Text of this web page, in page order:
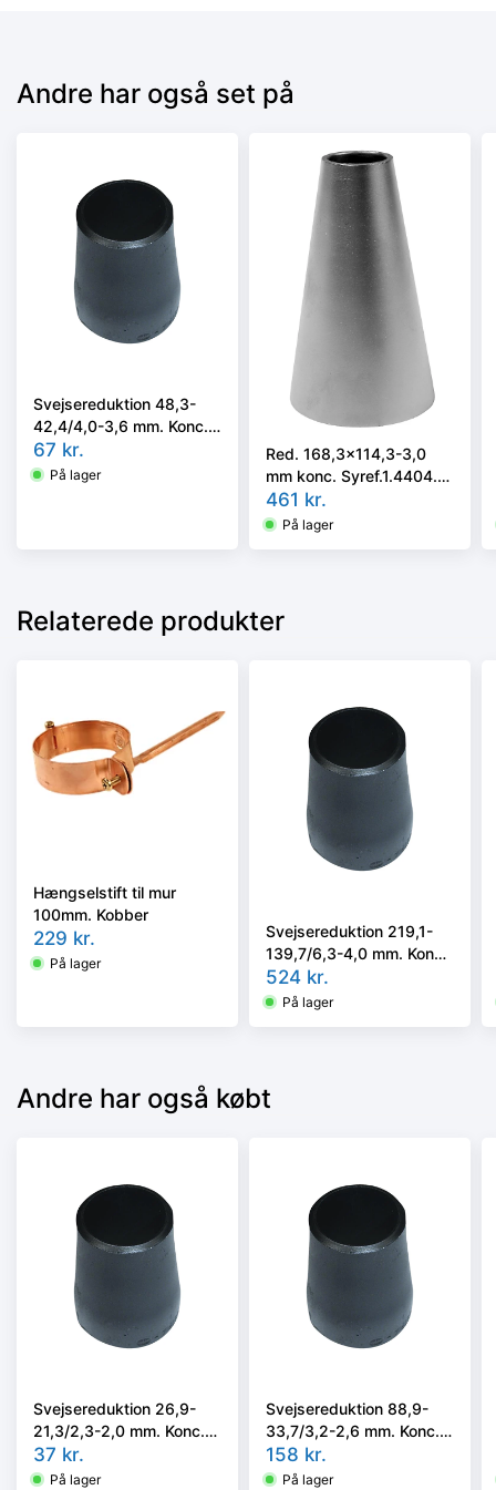
Andre har også set på
Svejsereduktion 48,3-
42,4/4,0-3,6 mm. Konc.
Kval. P235GH, EN 10253-
2 type B
67 kr.
På lager
Red. 168,3x114,3-3,0
mm konc. Syref.1.4404.
ISO 5251/EN10253-3 el.
4 i vort valg
461 kr.
På lager
Relaterede produkter
Hængselstift til mur
100mm. Kobber
229 kr.
På lager
Svejsereduktion 219,1-
139,7/6,3-4,0 mm. Konc.
Slyngr. Faset, Kval.
P235GH, EN 10253-
524 kr.
På lager
Andre har også købt
Svejsereduktion 26,9-
21,3/2,3-2,0 mm. Konc.
Slyngr. Faset, Kval.
P235GH, EN 10253-
37 kr.
På lager
Svejsereduktion 88,9-
33,7/3,2-2,6 mm. Konc.
Slyngr. Faset, Kval.
P235GH, EN 10253-
158 kr.
På lager